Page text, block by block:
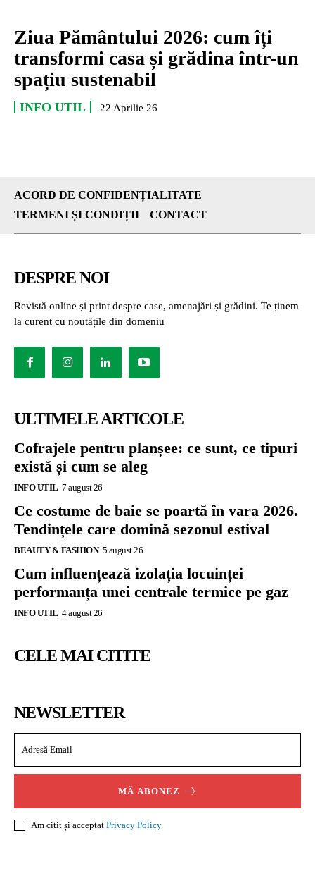
Ziua Pământului 2026: cum îți
transformi casa și grădina într-un
spațiu sustenabil
INFO UTIL 22 Aprilie 26
ACORD DE CONFIDENȚIALITATE
TERMENI ȘI CONDIȚII
CONTACT
DESPRE NOI
Revistă online și print despre case, amenajări și grădini. Te ținem
la curent cu noutățile din domeniu
ULTIMELE ARTICOLE
Cofrajele pentru planșee: ce sunt, ce tipuri
există și cum se aleg
INFO UTIL 7 august 26
Ce costume de baie se poartă în vara 2026.
Tendințele care domină sezonul estival
BEAUTY & FASHION 5 august 26
Cum influențează izolația locuinței
performanța unei centrale termice pe gaz
INFO UTIL 4 august 26
CELE MAI CITITE
NEWSLETTER
MĂ ABONEZ
Am citit și acceptat Privacy Policy.